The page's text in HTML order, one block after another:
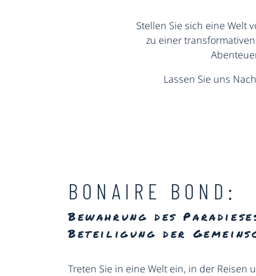
Stellen Sie sich eine Welt
zu einer
Lassen Sie uns
BONAIRE BOND:
Bewahrung des
Beteiligung der
Treten Sie in eine Welt ein, in der Reisen